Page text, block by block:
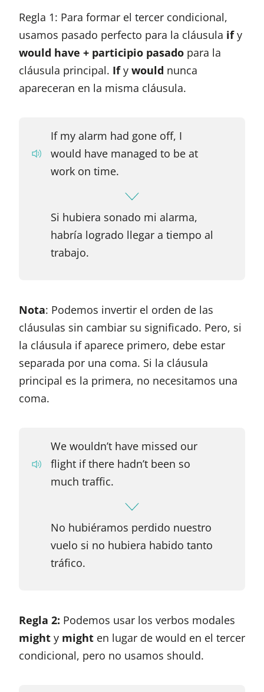
Regla 1: Para formar el tercer condicional,
usamos pasado perfecto para la cláusula ify
would have + participio pasado para la
cláusula principal. Ify would nunca
apareceran en la misma cláusula.
If my alarm had gone off, I
would have managed to be at
work on time.
Si hubiera sonado mi alarma,
habría logrado llegar a tiempo al
trabajo.
Nota: Podemos invertir el orden de las
cláusulas sin cambiar su significado. Pero, si
la cláusula if aparece primero, debe estar
separada por una coma. Si la cláusula
principal es la primera, no necesitamos una
coma.
We wouldn’t have missed our
flight if there hadn’t been so
much traffic.
No hubiéramos perdido nuestro
vuelo si no hubiera habido tanto
tráfico.
Regla 2: Podemos usar los verbos modales
might y might en lugar de would en el tercer
condicional, pero no usamos should.